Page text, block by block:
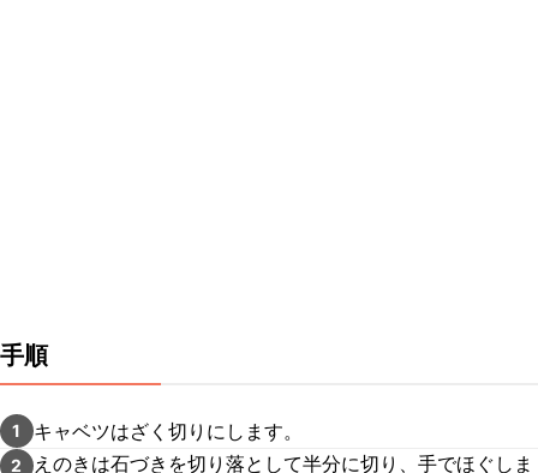
手順
1 キャベツはざく切りにします。
2
えのきは石づきを切り落として半分に切り、手でほぐしま